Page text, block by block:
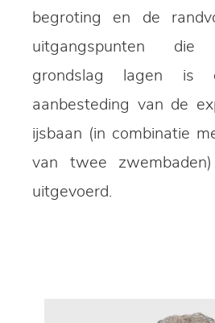
begroting en de
uitgangspunten
grondslag lagen is
aanbesteding van de
ijsbaan (in combinatie
van twee
uitgevoerd.